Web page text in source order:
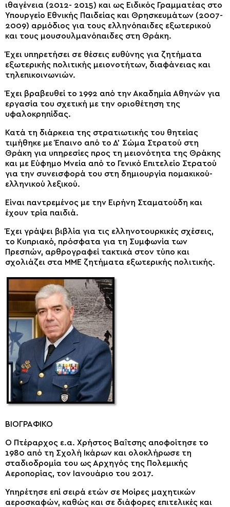
ιθαγένεια (2012- 2015) και ως Ειδικός Γραμματέας στο
Υπουργείο Εθνικής Παιδείας και Θρησκευμάτων (2007-
2009) αρμόδιος για τους ελληνόπαιδες εξωτερικού
και τους μουσουλμανόπαιδες στη Θράκη.
Έχει υπηρετήσει σε θέσεις ευθύνης για ζητήματα
εξωτερικής πολιτικής μειονοτήτων, διαφάνειας και
τηλεπικοινωνιών.
Έχει βραβευθεί το 1992 από την Ακαδημία Αθηνών για
εργασία του σχετική με την οριοθέτηση της
υφαλοκρηπίδας.
Κατά τη διάρκεια της στρατιωτικής του θητείας
τιμήθηκε με Έπαινο από το Δ’ Σώμα Στρατού στη
Θράκη για υπηρεσίες προς τη μειονότητα της Θράκης
και με Εύφημο Μνεία από το Γενικό Επιτελείο Στρατού
για την συνεισφορά του στη δημιουργία πομακικού-
ελληνικού λεξικού.
Είναι παντρεμένος με την Ειρήνη Σταματούδη και
έχουν τρία παιδιά.
Έχει γράψει βιβλία για τις ελληνoτουρκικές σχέσεις,
το Κυπριακό, πρόσφατα για τη Συμφωνία των
Πρεσπών, αρθρογραφεί τακτικά στον τύπο και
σχολιάζει στα ΜΜΕ ζητήματα εξωτερικής πολιτικής.
ΒΙΟΓΡΑΦΙΚΟ
Ο Πτέραρχος ε.α. Χρήστος Βαîτσης αποφοίτησε το
1980 από τη Σχολή Ικάρων και ολοκλήρωσε τη
σταδιοδρομία του ως Αρχηγός της Πολεμικής
Αεροπορίας, τον Ιανουάριο του 2017.
Υπηρέτησε επί σειρά ετών σε Μοίρες μαχητικών
αεροσκαφών, καθώς και σε διάφορες επιτελικές και